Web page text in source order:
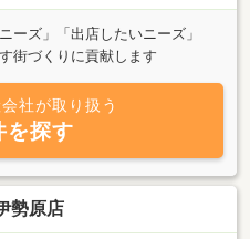
ーズ」「出店したいニーズ」
街づくりに貢献します
社が取り扱う
を探す
勢原店